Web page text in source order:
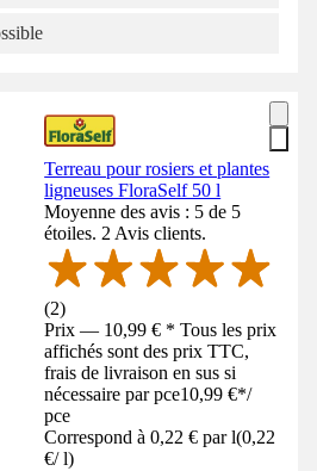
Terreau pour rosiers et plantes
ligneuses FloraSelf 50 l
Moyenne des avis : 5 de 5
étoiles. 2 Avis clients.
(2)
Prix — 10,99 € * Tous les prix
affichés sont des prix TTC,
frais de livraison en sus si
nécessaire par pce10,99 €*/
pce
Correspond à 0,22 € par l(0,22
€/ l)